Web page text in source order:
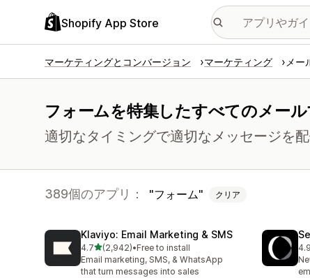
Shopify App Store
マーケティングとコンバージョン マーケティング メー
フォームを特集したすべてのメー
適切なタイミングで適切なメッセージを
389個のアプリ： フォーム クリア
Klaviyo: Email Marketing & SMS
4.75つ星中
(2,942)
合計レビュー数：2942件
•Free to install
Email marketing, SMS, & WhatsApp
that turn messages into sales
4.9
合